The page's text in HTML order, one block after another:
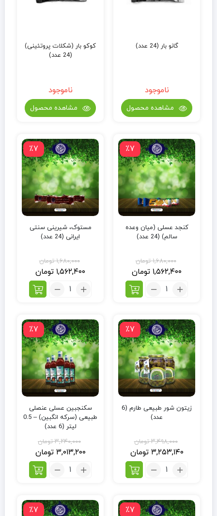
گانو بار (24 عدد)
ناموجود
مشاهده محصول
کوکو بار (شکلات پروتئینی)
(24 عدد)
ناموجود
مشاهده محصول
٪7
کنجد عسلی (میان وعده
سالم) (24 عدد)
۱,۶۸۰,۰۰۰ تومان
۱,۵۶۲,۴۰۰ تومان
٪7
مستوک، شیرینی سنتی
ایرانی (24 عدد)
۱,۶۸۰,۰۰۰ تومان
۱,۵۶۲,۴۰۰ تومان
٪7
زیتون شور طبیعی طارم (6
عدد)
۳,۴۹۸,۰۰۰ تومان
۳,۲۵۳,۱۴۰ تومان
٪7
سکنجبین عسلی عنصلی
طبیعی (سرکه انگبین) – 0.5
لیتر (6 عدد)
۳,۲۴۰,۰۰۰ تومان
۳,۰۱۳,۲۰۰ تومان
٪7 ٪7